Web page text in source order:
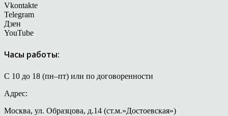
Vkontakte
Telegram
Дзен
YouTube
Часы работы:
С 10 до 18 (пн–пт) или по договоренности
Адрес:
Москва, ул. Образцова, д.14 (ст.м.»Достоевская»)